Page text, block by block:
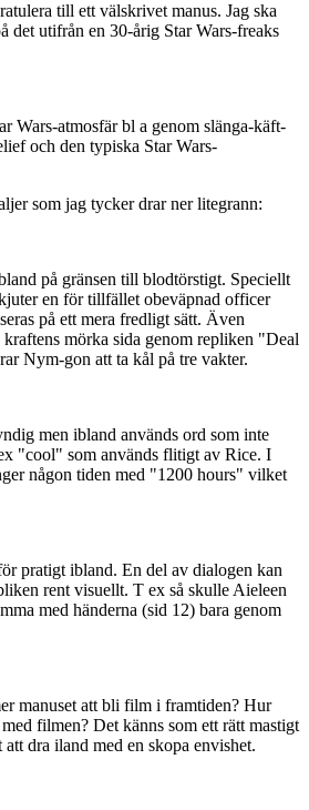
till ett välskrivet manus. Jag ska
det utifrån en 30-årig Star Wars-freaks
Wars-atmosfär bl a genom slänga-käft-
och den typiska Star Wars-
som jag tycker drar ner litegrann:
på gränsen till blodtörstigt. Speciellt
en för tillfället obeväpnad officer
på ett mera fredligt sätt. Även
mörka sida genom repliken "Deal
Nym-gon att ta kål på tre vakter.
men ibland används ord som inte
"cool" som används flitigt av Rice. I
någon tiden med "1200 hours" vilket
pratigt ibland. En del av dialogen kan
rent visuellt. T ex så skulle Aieleen
med händerna (sid 12) bara genom
manuset att bli film i framtiden? Hur
filmen? Det känns som ett rätt mastigt
dra iland med en skopa envishet.